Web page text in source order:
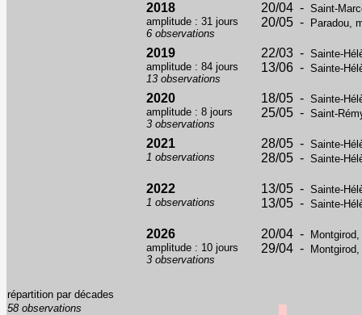
2018
amplitude : 31 jours
6 observations
20/04 - Saint-
20/05 - Paradou,
2019
amplitude : 84 jours
13 observations
22/03 - Sainte-
13/06 - Sainte-
2020
amplitude : 8 jours
3 observations
18/05 - Sainte-
25/05 - Saint-
2021
1 observations
28/05 - Sainte-
28/05 - Sainte-
2022
1 observations
13/05 - Sainte-
13/05 - Sainte-
2026
amplitude : 10 jours
3 observations
20/04 -
29/04 -
répartition par décades
58 observations